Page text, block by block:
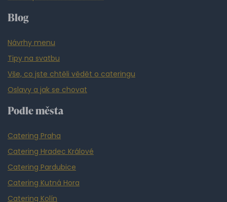
Blog
Návrhy menu
Tipy na svatbu
Vše, co jste chtěli vědět o cateringu
Oslavy a jak se chovat
Podle města
Catering Praha
Catering Hradec Králové
Catering Pardubice
Catering Kutná Hora
Catering Kolín